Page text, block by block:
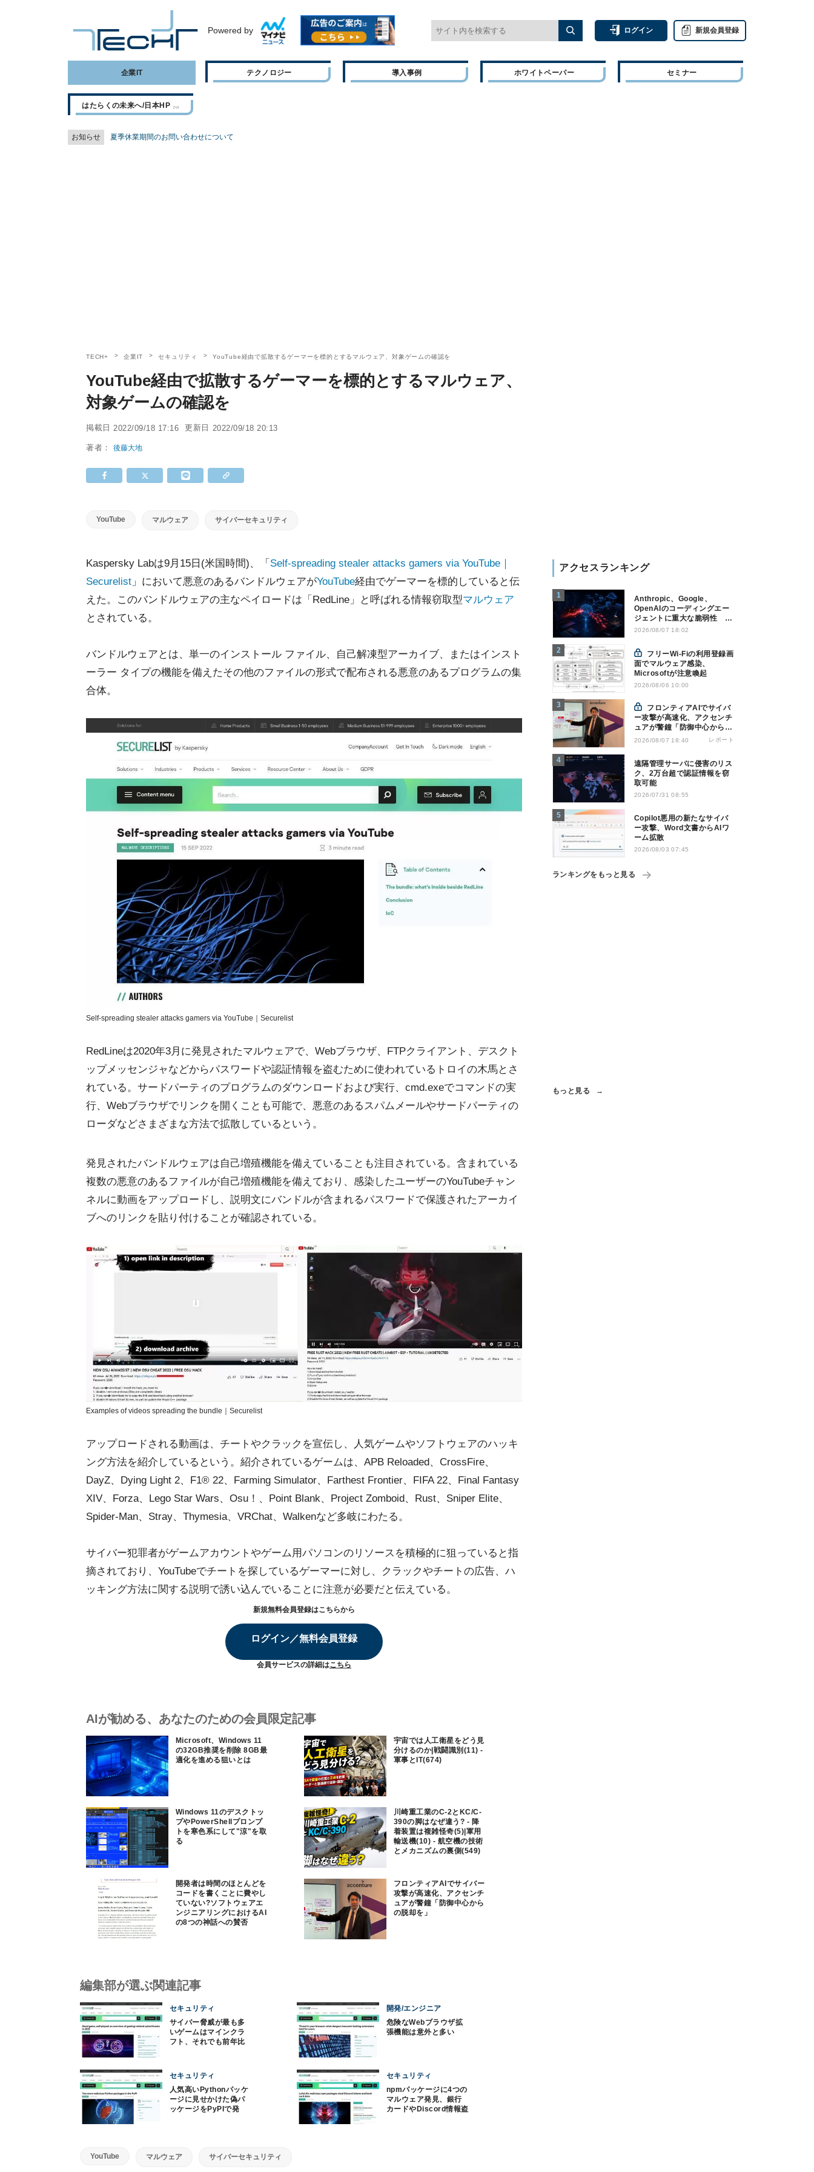
Powered by ログイン 新規会員登録
企業IT テクノロジー 導入事例 ホワイトペーパー セミナー
はたらくの未来へ/日本HP
お知らせ 夏季休業期間のお問い合わせについて
TECH+ 企業IT セキュリティ YouTube経由で拡散するゲーマーを標的とするマルウェア、対象ゲームの確認を
YouTube経由で拡散するゲーマーを標的とするマルウェア、
対象ゲームの確認を
掲載日 2022/09/18 17:16 更新日 2022/09/18 20:13
著者：後藤大地
YouTube マルウェア サイバーセキュリティ
Kaspersky Labは9月15日(米国時間)、「 Self-spreading stealer attacks gamers via YouTube｜
Securelist 」において悪意のあるバンドルウェアがYouTube経由でゲーマーを標的していると伝
えた。このバンドルウェアの主なペイロードは「RedLine」と呼ばれる情報窃取型マルウェア
とされている。
バンドルウェアとは、単一のインストール ファイル、自己解凍型アーカイブ、またはインスト
ーラー タイプの機能を備えたその他のファイルの形式で配布される悪意のあるプログラムの集
合体。
Self-spreading stealer attacks gamers via YouTube｜Securelist
RedLineは2020年3月に発見されたマルウェアで、Webブラウザ、FTPクライアント、デスクト
ップメッセンジャなどからパスワードや認証情報を盗むために使われているトロイの木馬とさ
れている。サードパーティのプログラムのダウンロードおよび実行、cmd.exeでコマンドの実
行、Webブラウザでリンクを開くことも可能で、悪意のあるスパムメールやサードパーティの
ローダなどさまざまな方法で拡散しているという。
発見されたバンドルウェアは自己増殖機能を備えていることも注目されている。含まれている
複数の悪意のあるファイルが自己増殖機能を備えており、感染したユーザーのYouTubeチャン
ネルに動画をアップロードし、説明文にバンドルが含まれるパスワードで保護されたアーカイ
ブへのリンクを貼り付けることが確認されている。
Examples of videos spreading the bundle｜Securelist
アップロードされる動画は、チートやクラックを宣伝し、人気ゲームやソフトウェアのハッキ
ング方法を紹介しているという。紹介されているゲームは、APB Reloaded、CrossFire、
DayZ、Dying Light 2、F1® 22、Farming Simulator、Farthest Frontier、FIFA 22、Final Fantasy
XIV、Forza、Lego Star Wars、Osu！、Point Blank、Project Zomboid、Rust、Sniper Elite、
Spider-Man、Stray、Thymesia、VRChat、Walkenなど多岐にわたる。
サイバー犯罪者がゲームアカウントやゲーム用パソコンのリソースを積極的に狙っていると指
摘されており、YouTubeでチートを探しているゲーマーに対し、クラックやチートの広告、ハ
ッキング方法に関する説明で誘い込んでいることに注意が必要だと伝えている。
新規無料会員登録はこちらから
ログイン／無料会員登録
会員サービスの詳細はこちら
AIが勧める、あなたのための会員限定記事
Microsoft、Windows 11
の32GB推奨を削除 8GB最
適化を進める狙いとは
宇宙では人工衛星をどう見
分けるのか|戦闘識別(11) -
軍事とIT(674)
Windows 11のデスクトッ
プやPowerShellプロンプ
トを寒色系にして"涼"を取
る
川崎重工業のC-2とKC/C-
390の脚はなぜ違う? - 降
着装置は複雑怪奇(5)|軍用
輸送機(10) - 航空機の技術
とメカニズムの裏側(549)
開発者は時間のほとんどを
コードを書くことに費やし
ていない?ソフトウェアエ
ンジニアリングにおけるAI
の8つの神話への賛否
フロンティアAIでサイバー
攻撃が高速化、アクセンチ
ュアが警鐘「防御中心から
の脱却を」
アクセスランキング
Anthropic、Google、
OpenAIのコーディングエー
ジェントに重大な脆弱性 認
証情報窃取などの恐れ
2026/08/07 18:02
面でマルウェア感染、
Microsoftが注意喚起
2026/08/06 10:00
ー攻撃が高速化、アクセンチ
ュアが警鐘「防御中心からの
脱却を」
2026/08/07 18:40 レポート
遠隔管理サーバに侵害のリス
ク、2万台超で認証情報を窃
取可能
2026/07/31 08:55
Copilot悪用の新たなサイバ
ー攻撃、Word文書からAIワ
ーム拡散
2026/08/03 07:45
ランキングをもっと見る
もっと見る
編集部が選ぶ関連記事
セキュリティ
サイバー脅威が最も多
いゲームはマインクラ
フト、それでも前年比
開発/エンジニア
危険なWebブラウザ拡
張機能は意外と多い
セキュリティ
人気高いPythonパッケ
ージに見せかけた偽パ
ッケージをPyPIで発
セキュリティ
npmパッケージに4つの
マルウェア発見、銀行
カードやDiscord情報盗
YouTube マルウェア サイバーセキュリティ